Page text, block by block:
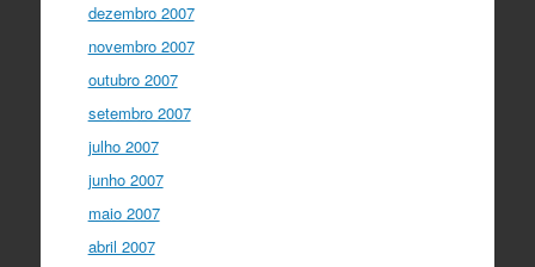
dezembro 2007
novembro 2007
outubro 2007
setembro 2007
julho 2007
junho 2007
maio 2007
abril 2007